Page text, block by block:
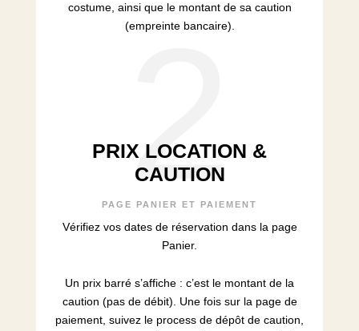
costume, ainsi que le montant de sa caution
(empreinte bancaire).
2
PRIX LOCATION &
CAUTION
PAGE PANIER ET PAIEMENT
Vérifiez vos dates de réservation dans la page
Panier.
Un prix barré s’affiche : c’est le montant de la
caution (pas de débit). Une fois sur la page de
paiement, suivez le process de dépôt de caution,